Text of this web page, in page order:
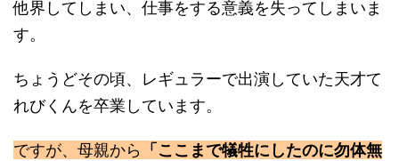
他界してしまい、仕事をする意義を失ってしまいま
す。
ちょうどその頃、レギュラーで出演していた天才て
れびくんを卒業しています。
ですが、母親から 「ここまで犠牲にしたのに勿体無